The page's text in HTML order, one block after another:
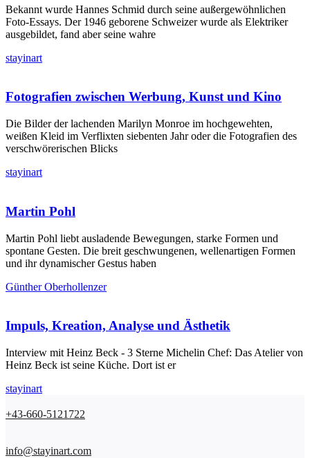
Bekannt wurde Hannes Schmid durch seine außergewöhnlichen
Foto-Essays. Der 1946 geborene Schweizer wurde als Elektriker
ausgebildet, fand aber seine wahre
stayinart
Fotografien zwischen Werbung, Kunst und Kino
Die Bilder der lachenden Marilyn Monroe im hochgewehten,
weißen Kleid im Verflixten siebenten Jahr oder die Fotografien des
verschwörerischen Blicks
stayinart
Martin Pohl
Martin Pohl liebt ausladende Bewegungen, starke Formen und
spontane Gesten. Die breit geschwungenen, wellenartigen Formen
und ihr dynamischer Gestus haben
Günther Oberhollenzer
Impuls, Kreation, Analyse und Ästhetik
Interview mit Heinz Beck - 3 Sterne Michelin Chef: Das Atelier von
Heinz Beck ist seine Küche. Dort ist er
stayinart
+43-660-5121722
info@stayinart.com